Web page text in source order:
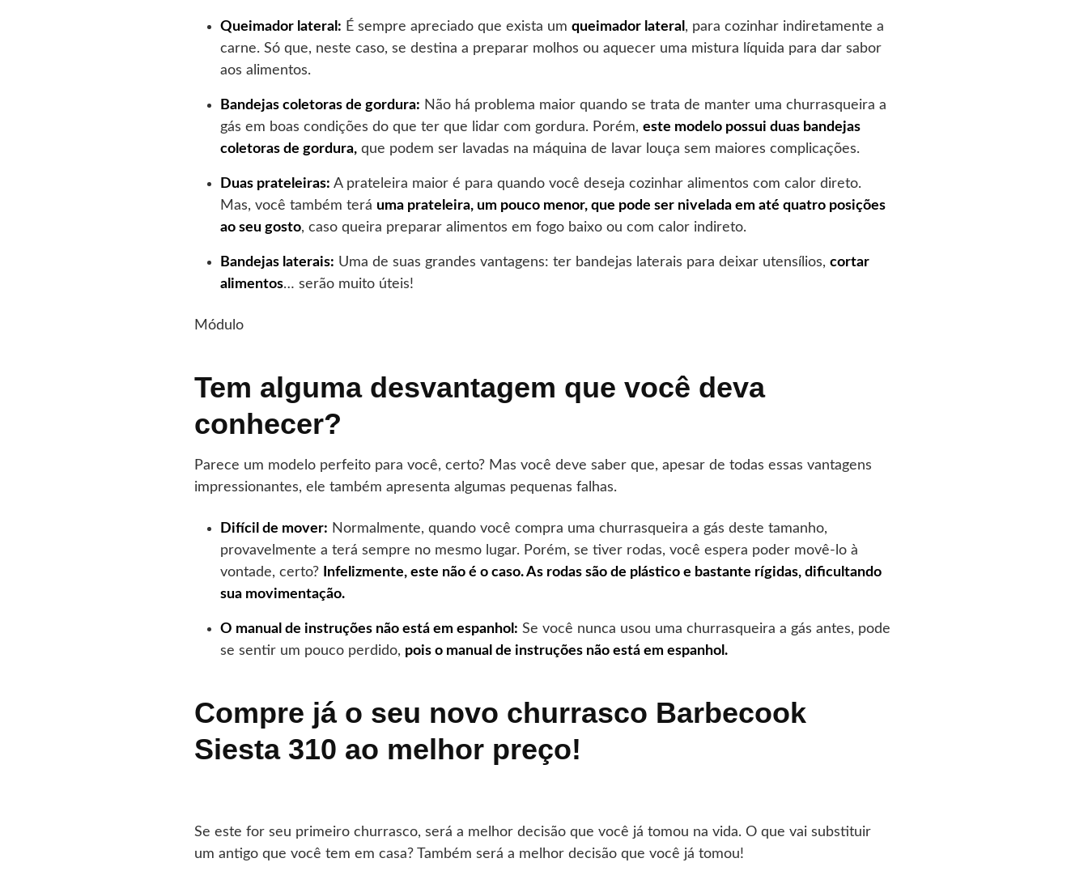
Queimador lateral: É sempre apreciado que exista um queimador lateral , para cozinhar indiretamente a
carne. Só que, neste caso, se destina a preparar molhos ou aquecer uma mistura líquida para dar sabor
aos alimentos.
Bandejas coletoras de gordura: Não há problema maior quando se trata de manter uma churrasqueira a
gás em boas condições do que ter que lidar com gordura. Porém, este modelo possui duas bandejas
coletoras de gordura, que podem ser lavadas na máquina de lavar louça sem maiores complicações.
Duas prateleiras: A prateleira maior é para quando você deseja cozinhar alimentos com calor direto.
Mas, você também terá uma prateleira, um pouco menor, que pode ser nivelada em até quatro posições
ao seu gosto, caso queira preparar alimentos em fogo baixo ou com calor indireto.
Bandejas laterais: Uma de suas grandes vantagens: ter bandejas laterais para deixar utensílios, cortar
alimentos… serão muito úteis!
Módulo
Tem alguma desvantagem que você deva
conhecer?
Parece um modelo perfeito para você, certo? Mas você deve saber que, apesar de todas essas vantagens
impressionantes, ele também apresenta algumas pequenas falhas.
Difícil de mover: Normalmente, quando você compra uma churrasqueira a gás deste tamanho,
provavelmente a terá sempre no mesmo lugar. Porém, se tiver rodas, você espera poder movê-lo à
vontade, certo?
Infelizmente, este não é o caso. As rodas são de plástico e bastante rígidas, dificultando
sua movimentação.
O manual de instruções não está em espanhol: Se você nunca usou uma churrasqueira a gás antes, pode
se sentir um pouco perdido, pois o manual de instruções não está em espanhol.
Compre já o seu novo churrasco Barbecook
Siesta 310 ao melhor preço!
Se este for seu primeiro churrasco, será a melhor decisão que você já tomou na vida. O que vai substituir
um antigo que você tem em casa? Também será a melhor decisão que você já tomou!